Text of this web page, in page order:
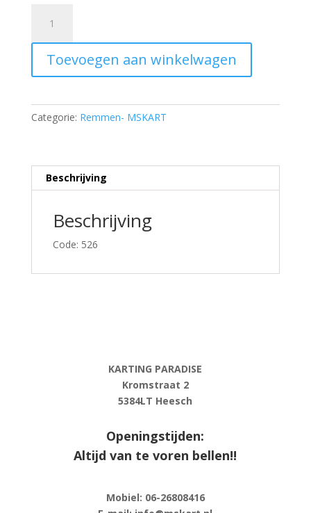
restoring
spring
·
aantal
Toevoegen aan winkelwagen
Categorie: Remmen- MSKART
Beschrijving
Beschrijving
Code: 526
KARTING PARADISE
Kromstraat 2
5384LT Heesch
Openingstijden:
Altijd van te voren bellen!!
Mobiel: 06-26808416